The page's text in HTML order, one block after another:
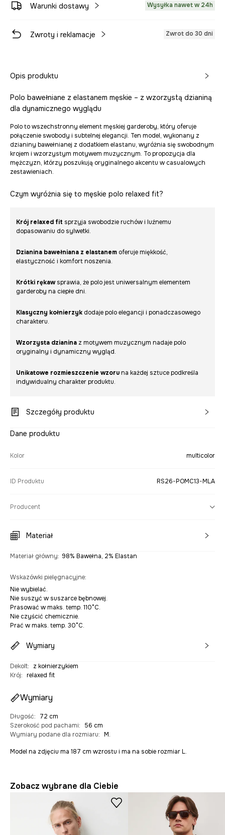
Warunki dostawy Wysyłka nawet w 24h
Zwroty i reklamacje Zwrot do 30 dni
Opis produktu
Polo bawełniane z elastanem męskie – z wzorzystą dzianiną
dla dynamicznego wyglądu
Polo to wszechstronny element męskiej garderoby, który oferuje
połączenie swobody i subtelnej elegancji. Ten model, wykonany z
dzianiny bawełnianej z dodatkiem elastanu, wyróżnia się swobodnym
krojem i wzorzystym motywem muzycznym. To propozycja dla
mężczyzn, którzy poszukują oryginalnego akcentu w casualowych
zestawieniach.
Czym wyróżnia się to męskie polo relaxed fit?
Krój relaxed fit sprzyja swobodzie ruchów i luźnemu
dopasowaniu do sylwetki.
Dzianina bawełniana z elastanem oferuje miękkość,
elastyczność i komfort noszenia.
Krótki rękawsprawia, że polo jest uniwersalnym elementem
garderoby na ciepłe dni.
Klasyczny kołnierzyk dodaje polo elegancji i ponadczasowego
charakteru.
Wzorzysta dzianina z motywem muzycznym nadaje polo
oryginalny i dynamiczny wygląd.
Unikatowe rozmieszczenie wzoru na każdej sztuce podkreśla
indywidualny charakter produktu.
Szczegóły produktu
Dane produktu
Kolor multicolor
ID Produktu RS26-POMC13-MLA
Producent
Materiał
Materiał główny: 98% Bawełna, 2% Elastan
Wskazówki pielęgnacyjne:
Nie wybielać.
Nie suszyć w suszarce bębnowej.
Prasować w maks. temp. 110°C.
Nie czyścić chemicznie.
Prać w maks. temp. 30°C.
Wymiary
Dekolt:
z kołnierzykiem
Krój: relaxed fit
Wymiary
Długość:
72 cm
Szerokość pod pachami:
56 cm
Wymiary podane dla rozmiaru: M.
Model na zdjęciu ma 187 cm wzrostu i ma na sobie rozmiar L.
Zobacz wybrane dla Ciebie